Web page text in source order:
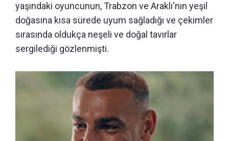
yaşındaki oyuncunun, Trabzon ve Araklı'nın yeşil
doğasına kısa sürede uyum sağladığı ve çekimler
sırasında oldukça neşeli ve doğal tavırlar
sergilediği gözlenmişti.